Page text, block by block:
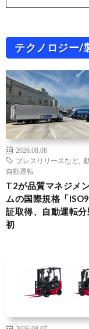
テクノロジー/
2026.08.08
プレスリリースなど
自動運転
T2が品質マネジメ
ムの国際規格「
証取得、自動運転
初